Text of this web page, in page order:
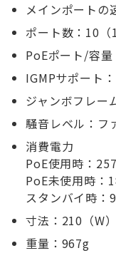
メインポートの
ポート数：10
PoEポート/容
IGMPサポート
ジャンボフレー
騒音レベル：フ
消費電力
PoE使用時：
PoE未使用時
スタンバイ時
寸法：210（W
重量：967g